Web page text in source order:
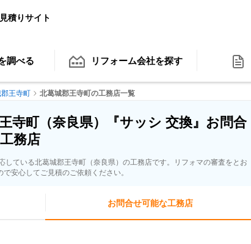
積りサイト
調べる リフォーム会社を探す
王寺町 北葛城郡王寺町の工務店一覧
寺町（奈良県）『サッシ 交換』お問合
務店
している北葛城郡王寺町（奈良県）の工務店です。リフォマの審査をとお
安心してご見積のご依頼ください。
お問合せ可能な工務店